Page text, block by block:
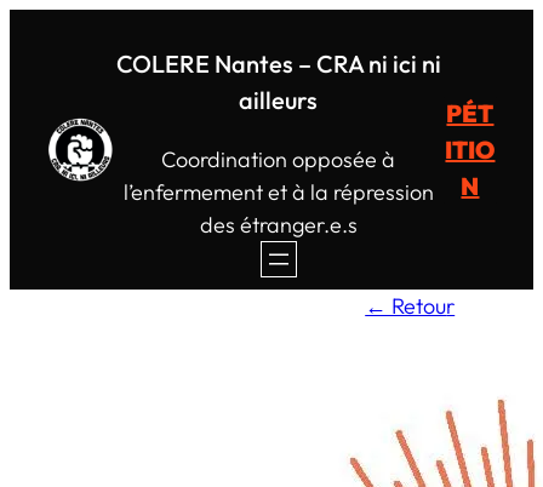
COLERE Nantes – CRA ni ici ni
ailleurs
Coordination opposée à
l’enfermement et à la répression
des étranger.e.s
PÉT
ITIO
N
← Retour